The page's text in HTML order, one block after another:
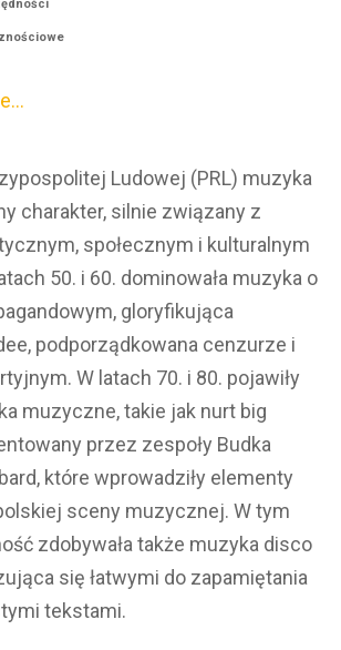
Ludowej (PRL) muzyka
charakter, silnie związany z
społecznym i kulturalnym
50. i 60. dominowała muzyka o
gloryfikująca
podporządkowana cenzurze i
W latach 70. i 80. pojawiły
muzyczne, takie jak nurt big
przez zespoły Budka
które wprowadziły elementy
sceny muzycznej. W tym
zdobywała także muzyka disco
się łatwymi do zapamiętania
tekstami.